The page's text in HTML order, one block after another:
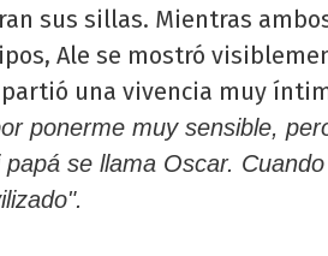
sus sillas. Mientras
Ale se mostró
una vivencia muy
ponerme muy sensible,
papá se llama Oscar.